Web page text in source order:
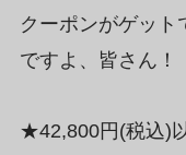
クーポンがゲット
ですよ、皆さん！
★42,800円(税込)